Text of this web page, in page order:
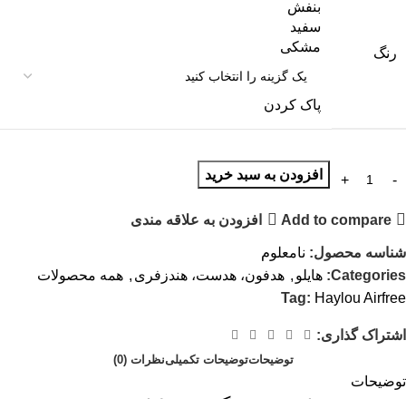
رنگ
بنفش
سفید
مشکی
پاک کردن
افزودن به سبد خرید
Add to compare افزودن به علاقه مندی
شناسه محصول: نامعلوم
Categories: هایلو , هدفون، هدست، هندزفری , همه محصولات
Tag: Haylou Airfree
اشتراک گذاری:
توضیحاتتوضیحات تکمیلینظرات (0)
توضیحات